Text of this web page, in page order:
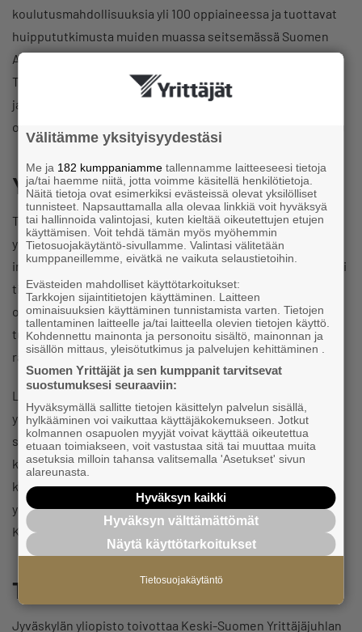
koulutusmahdollisuuksia yli 100 oppiaineessa ja tuottavat
huippututkimusta muiden muassa seitsemässä Suomen
Akatemian nimeämässä tutkimuksen huippuyksikössä.
Teemme tiivistä yhteistyötä yritysten ja yhteisöjen kanssa,
ja edistämme kestävää liiketoimintaa, innovaatioita ja
osaamista muuttuvassa maailmassa.
Yritysyhteistyö ja TKI-toiminta
Tarjoamme yrityksille ja organisaatioille monipuolisia
yhteistyömahdollisuuksia tutkimus-, kehitys- ja
innovaatiotoiminnassa. Yhteistyö voi tarkoittaa esimerkiksi
tilaustutkimuksia, yhteisiä kehityshankkeita,
opiskelijaprojekteja tai räätälöityjä koulutuksia. Yliopiston
tutkimus- ja innovaatiopalvelut tukevat yrityksiä uusien
ratkaisujen kehittämisessä ja kansainvälistymisessä.
Lisäksi Jyväskylän yliopisto toimii aktiivisesti yhdessä
yrityshautomo Yritystehtaan ja yliopiston perustaman
sijoitusyhtiön Unifund VC:n kanssa, jotka auttavat
kaupallistamaan tutkimustuloksia ja tukevat lupaavia
kasvuyrityksiä. Tavoitteena on yhdistää huippututkimus ja
yritysten tarpeet, luoda uusia innovaatioita ja vahvistaa
Keski-Suomen elinvoimaa.
Tervehdys yrittäjille
Jyväskylän yliopisto toivottaa Keski-Suomen Yrittäjäjuhlan
Välitämme yksityisyydestäsi
Me ja 182 kumppaniamme tallennamme laitteeseesi tietoja
ja/tai haemme niitä, jotta voimme käsitellä henkilötietoja.
Näitä tietoja ovat esimerkiksi evästeissä olevat yksilölliset
tunnisteet. Napsauttamalla alla olevaa linkkiä voit hyväksyä
tai hallinnoida valintojasi, kuten kieltää oikeutettujen etujen
käyttämisen. Voit tehdä tämän myös myöhemmin
Tietosuojakäytäntö-sivullamme. Valintasi välitetään
kumppaneillemme, eivätkä ne vaikuta selaustietoihin.
Evästeiden mahdolliset käyttötarkoitukset:
Tarkkojen sijaintitietojen käyttäminen. Laitteen
ominaisuuksien käyttäminen tunnistamista varten. Tietojen
tallentaminen laitteelle ja/tai laitteella olevien tietojen käyttö.
Kohdennettu mainonta ja personoitu sisältö, mainonnan ja
sisällön mittaus, yleisötutkimus ja palvelujen kehittäminen .
Suomen Yrittäjät ja sen kumppanit tarvitsevat
suostumuksesi seuraaviin:
Hyväksymällä sallitte tietojen käsittelyn palvelun sisällä,
hylkääminen voi vaikuttaa käyttäjäkokemukseen. Jotkut
kolmannen osapuolen myyjät voivat käyttää oikeutettua
etuaan toimiakseen, voit vastustaa sitä tai muuttaa muita
asetuksia milloin tahansa valitsemalla 'Asetukset' sivun
alareunasta.
Hyväksyn kaikki
Hyväksyn välttämättömät
Näytä käyttötarkoitukset
Tietosuojakäytäntö